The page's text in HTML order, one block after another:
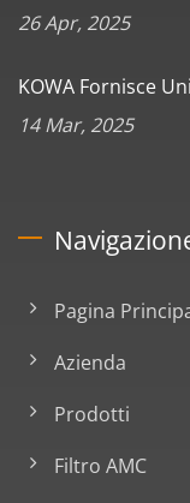
26 Apr, 2025
KOWA Fornisce
14 Mar, 2025
Pagina
Azienda
Prodotti
Filtro AMC